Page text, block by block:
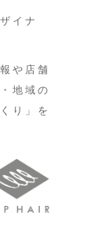
イナ
や店舗
地域の
り」を